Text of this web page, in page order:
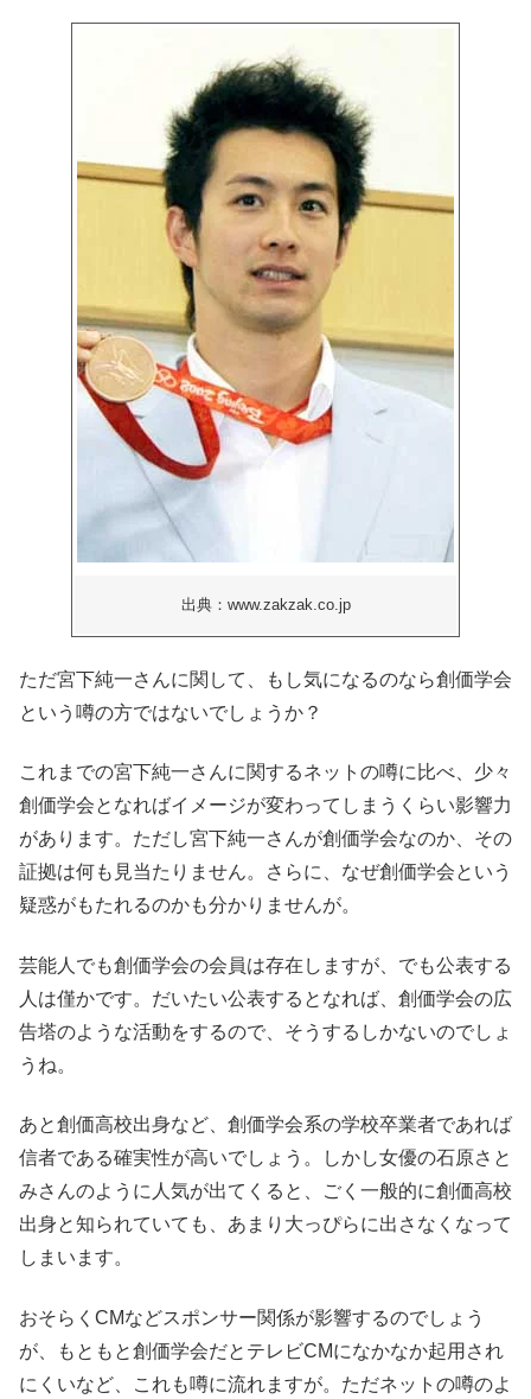
出典：www.zakzak.co.jp
ただ宮下純一さんに関して、もし気になるのなら創価学会
という噂の方ではないでしょうか？
これまでの宮下純一さんに関するネットの噂に比べ、少々
創価学会となればイメージが変わってしまうくらい影響力
があります。ただし宮下純一さんが創価学会なのか、その
証拠は何も見当たりません。さらに、なぜ創価学会という
疑惑がもたれるのかも分かりませんが。
芸能人でも創価学会の会員は存在しますが、でも公表する
人は僅かです。だいたい公表するとなれば、創価学会の広
告塔のような活動をするので、そうするしかないのでしょ
うね。
あと創価高校出身など、創価学会系の学校卒業者であれば
信者である確実性が高いでしょう。しかし女優の石原さと
みさんのように人気が出てくると、ごく一般的に創価高校
出身と知られていても、あまり大っぴらに出さなくなって
しまいます。
おそらくCMなどスポンサー関係が影響するのでしょう
が、もともと創価学会だとテレビCMになかなか起用され
にくいなど、これも噂に流れますが。ただネットの噂のよ